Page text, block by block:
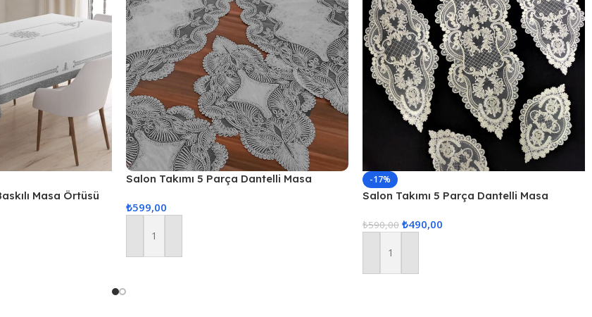
Masa Örtüsü
Salon Takımı 5 Parça Dantelli Masa
₺599,00
Sepete Ekle
-17%
Salon Takımı 5 Parça Dantelli Masa
₺590,00 ₺490,00
Sepete Ekle